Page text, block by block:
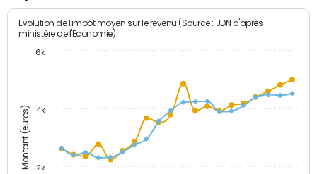
Montant (euros)
Evolution de l'impôt moyen sur le revenu (Source : JDN d'après
ministère de l'Economie)
2k
4k
6k